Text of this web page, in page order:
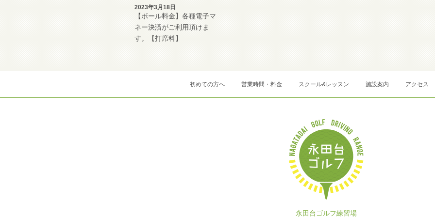
2023年3月18日
【ボール料金】各種電子マ
ネー決済がご利用頂けま
す。【打席料】
初めての方へ 営業時間・料金 スクール&レッスン 施設案内 アクセス
永田台ゴルフ練習場